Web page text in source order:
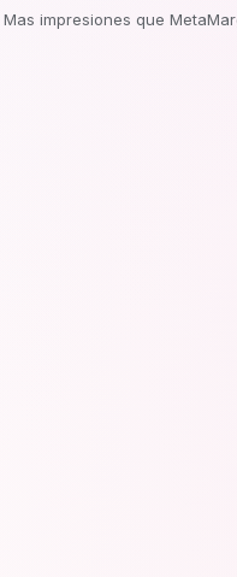
Mas impresiones que Meta